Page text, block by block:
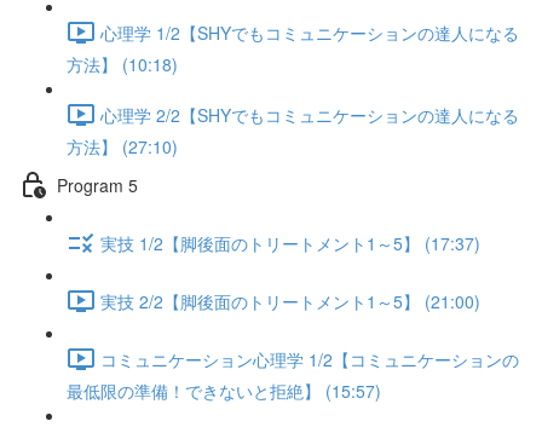
心理学 1/2【SHYでもコミュニケーションの達人になる
方法】 (10:18)
心理学 2/2【SHYでもコミュニケーションの達人になる
方法】 (27:10)
Program 5
実技 1/2【脚後面のトリートメント1～5】 (17:37)
実技 2/2【脚後面のトリートメント1～5】 (21:00)
コミュニケーション心理学 1/2【コミュニケーションの
最低限の準備！できないと拒絶】 (15:57)